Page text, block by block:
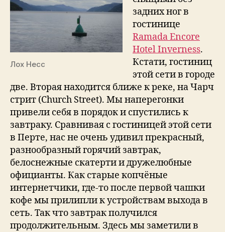
Несси.
Корримони
кэрн.
Замок
Уркхарт.
Круиз
по
Лох
Несс.
День
6.
Лох Несс
задних ног в
гостинице
Ramada Encore
Hotel Inverness.
Кстати, гостиниц
этой сети в городе
две. Вторая находится ближе к реке, на Чарч
стрит (Church Street). Мы наперегонки
привели себя в порядок и спустились к
завтраку. Сравнивая с гостиницей этой сети
в Перте, нас не очень удивил прекрасный,
разнообразный горячий завтрак,
белоснежные скатерти и дружелюбные
официанты. Как старые копчёные
интернетчики, где-то после первой чашки
кофе мы прилипли к устройствам выхода в
сеть. Так что завтрак получился
продолжительным. Здесь мы заметили в